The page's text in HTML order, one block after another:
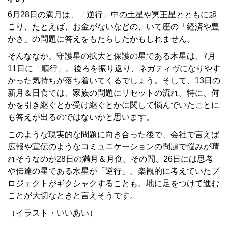
6月28日の満月は、「逆行」中の土星や冥王星とともに起
こり、たとえば、お金がないなどの、いて座の「経済や豊
かさ」の問題に答えをもたらしたかもしれません。
そんななか、守護星の拡大と保護の星である木星は、7月
11日に「順行」。後ろを振り返り、ネガティヴになりやす
かった気持ちが落ち着いてくるでしょう。そして、13日の
新月＆日食では、家族の問題にリセットの流れ。特に、何
かを引き継ぐとか受け継ぐとかに関して悩んでいたことに
も答えが出るのではないかと思います。
このような現実的な問題に向き合った後で、会社で言えば
広報や宣伝のようなコミュニケーションの問題で悩みが晴
れそうなのが28日の満月＆月食。その間、26日には思考
や伝達の星である水星が「逆行」。楽観的に考えていたプ
ロジェクトがギクシャクすることも。地に足をつけて進む
ことが大切なときと言えそうです。
（イラスト・いいあい）